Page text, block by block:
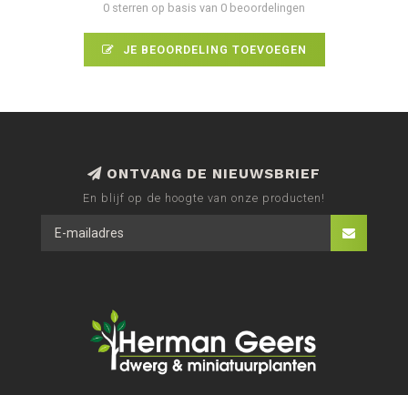
0 sterren op basis van 0 beoordelingen
JE BEOORDELING TOEVOEGEN
ONTVANG DE NIEUWSBRIEF
En blijf op de hoogte van onze producten!